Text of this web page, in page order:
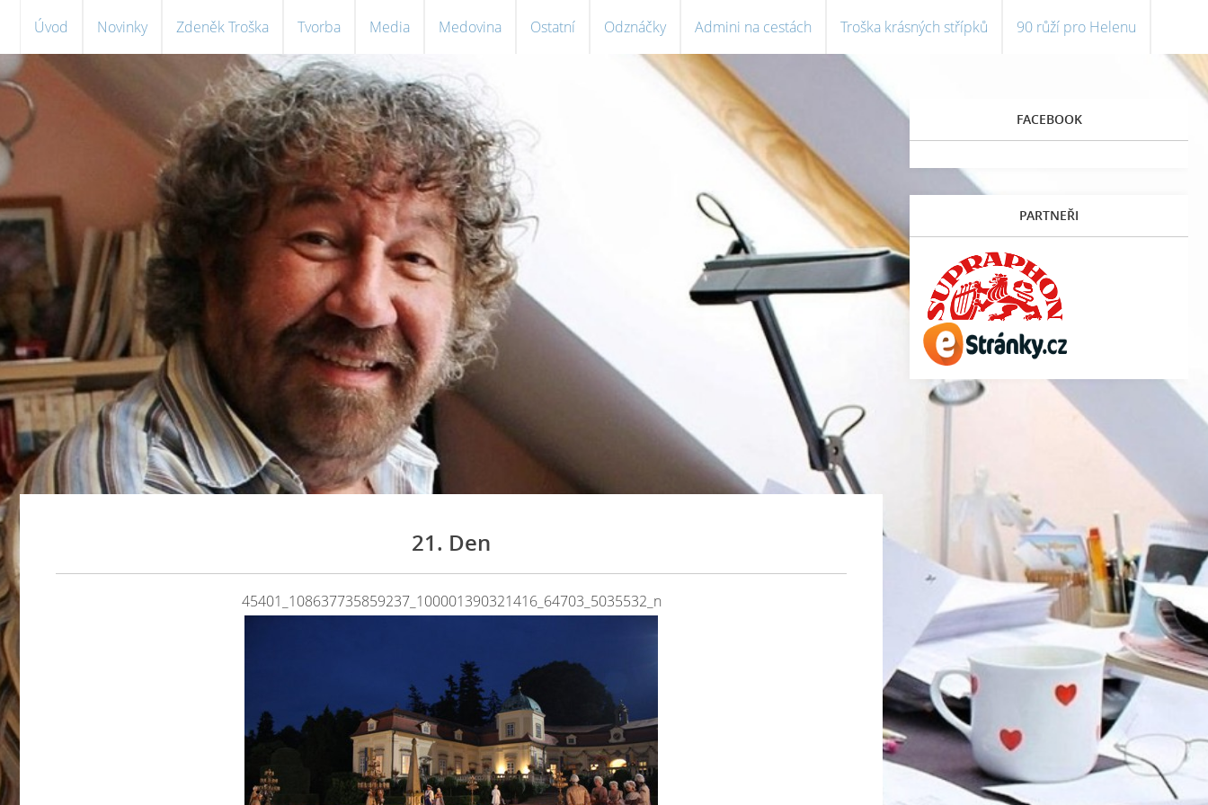
Úvod Novinky Zdeněk Troška Tvorba Media Medovina Ostatní Odznáčky Admini na cestách Troška krásných střípků 90 růží pro Helenu
21. Den
45401_108637735859237_100001390321416_64703_5035532_n
FACEBOOK
PARTNEŘI